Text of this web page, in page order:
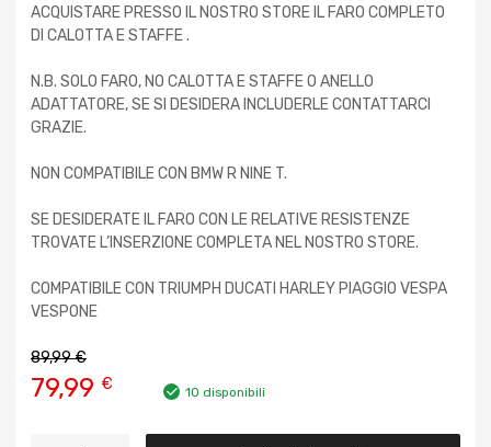
ACQUISTARE PRESSO IL NOSTRO STORE IL FARO COMPLETO
DI CALOTTA E STAFFE .
N.B. SOLO FARO, NO CALOTTA E STAFFE O ANELLO
ADATTATORE, SE SI DESIDERA INCLUDERLE CONTATTARCI
GRAZIE.
NON COMPATIBILE CON BMW R NINE T.
SE DESIDERATE IL FARO CON LE RELATIVE RESISTENZE
TROVATE L’INSERZIONE COMPLETA NEL NOSTRO STORE.
COMPATIBILE CON TRIUMPH DUCATI HARLEY PIAGGIO VESPA
VESPONE
89,99€
79,99 € 10 disponibili